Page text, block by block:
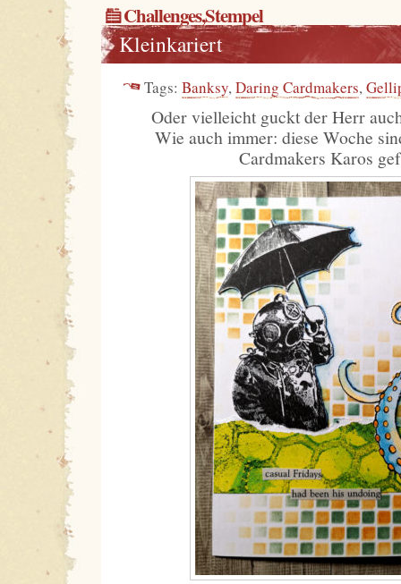
Challenges,Stempel
Kleinkariert
Tags: Banksy, Daring Cardmakers,
Oder vielleicht guckt der Herr
Wie auch immer: diese Woche
Cardmakers Karos